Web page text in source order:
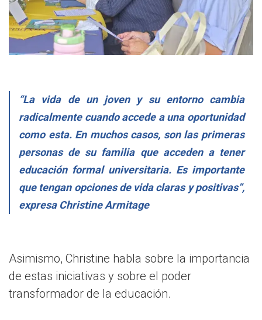
“La vida de un joven y su entorno cambia
radicalmente cuando accede a una oportunidad
como esta. En muchos casos, son las primeras
personas de su familia que acceden a tener
educación formal universitaria. Es importante
que tengan opciones de vida claras y positivas”,
expresa Christine Armitage
Asimismo, Christine habla sobre la importancia
de estas iniciativas y sobre el poder
transformador de la educación.